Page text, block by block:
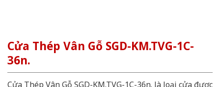
Cửa Thép Vân Gỗ SGD-KM.TVG-1C-
36n.
Cửa Thép Vân Gỗ SGD-KM.TVG-1C-36n. là loại cửa được